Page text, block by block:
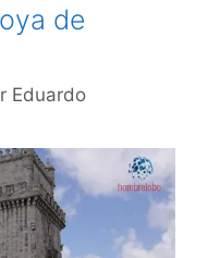
de
Eduardo